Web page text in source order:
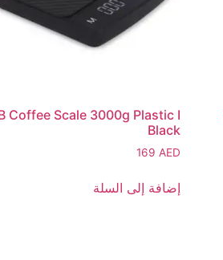
Coffee Scale 3000g Plastic I
Black
169AED
إضافة إلى السلة